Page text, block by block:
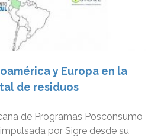
y Europa en la
de residuos
de Programas Posconsumo
por Sigre desde su